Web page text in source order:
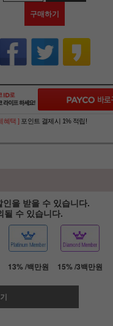
구매하기
혜택 ] 포인트 결제시 1% 적립!
을 받을 수 있습니다.
될 수 있습니다.
13% /백만원 15% /3백만원